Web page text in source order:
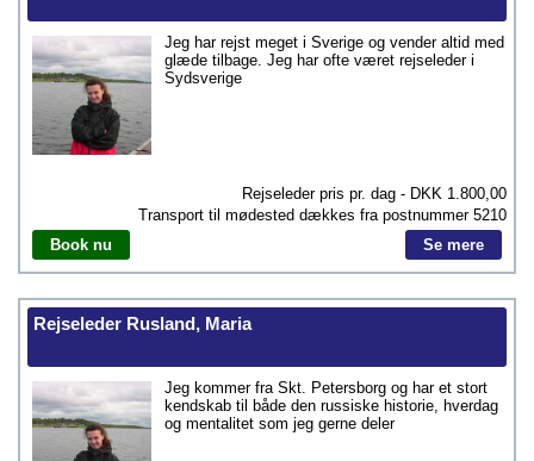
Jeg har rejst meget i Sverige og vender altid med
glæde tilbage. Jeg har ofte været rejseleder i
Sydsverige
Rejseleder pris pr. dag - DKK 1.800,00
Transport til mødested dækkes fra postnummer 5210
Book nu
Se mere
Rejseleder Rusland, Maria
Jeg kommer fra Skt. Petersborg og har et stort
kendskab til både den russiske historie, hverdag
og mentalitet som jeg gerne deler